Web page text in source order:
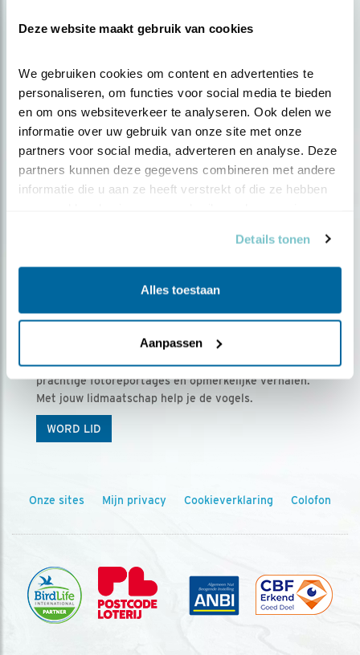
Deze website maakt gebruik van cookies
We gebruiken cookies om content en advertenties te
personaliseren, om functies voor social media te bieden
en om ons websiteverkeer te analyseren. Ook delen we
informatie over uw gebruik van onze site met onze
partners voor social media, adverteren en analyse. Deze
partners kunnen deze gegevens combineren met andere
informatie die u aan ze heeft verstrekt of die ze hebben
Details tonen
Alles toestaan
Aanpassen
Ontvang 5 x Vogels voor € 36,00 per jaar
Vogels is het tijdschrift voor onze leden, met
prachtige fotoreportages en opmerkelijke verhalen.
Met jouw lidmaatschap help je de vogels.
WORD LID
Onze sites Mijn privacy Cookieverklaring Colofon